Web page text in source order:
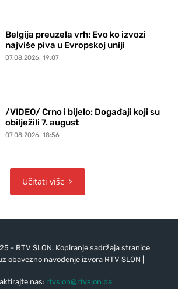
Belgija preuzela vrh: Evo ko izvozi
najviše piva u Evropskoj uniji
07.08.2026. 19:07
/VIDEO/ Crno i bijelo: Događaji koji su
obilježili 7. august
07.08.2026. 18:56
Učitati više
- RTV SLON. Kopiranje sadržaja stranice
obavezno navođenje izvora RTV SLON |
nas: rtvslon@rtvslon.ba